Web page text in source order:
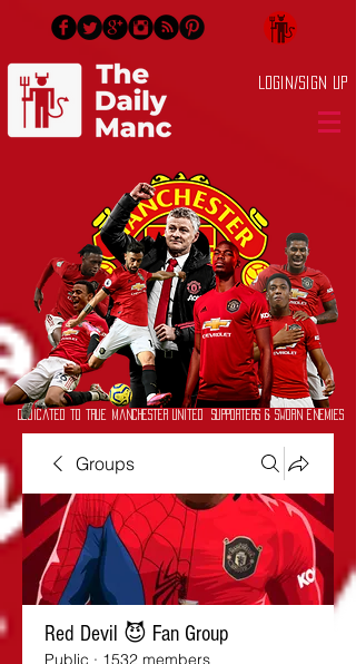
Login/Sign up
Dedicated to True Manchester United Supporters & Sworn Enemies
Groups
Red Devil 😈 Fan Group
Public · 1532 members